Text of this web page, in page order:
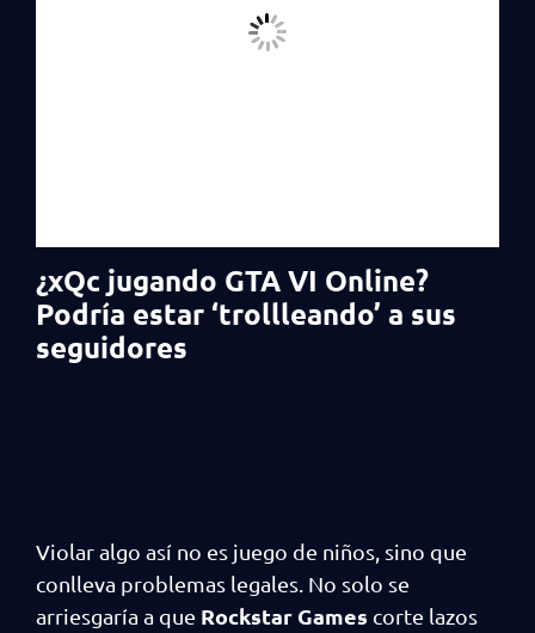
¿xQc jugando GTA VI Online?
Podría estar ‘trollleando’ a sus
seguidores
Violar algo así no es juego de niños, sino que
conlleva problemas legales. No solo se
arriesgaría a que Rockstar Games corte lazos